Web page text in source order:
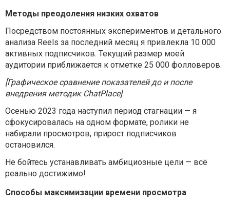
Методы преодоления низких охватов
Посредством постоянных экспериментов и детального
анализа Reels за последний месяц я привлекла 10 000
активных подписчиков. Текущий размер моей
аудитории приближается к отметке 25 000 фолловеров.
[Графическое сравнение показателей до и после
внедрения методик ChatPlace]
Осенью 2023 года наступил период стагнации — я
сфокусировалась на одном формате, ролики не
набирали просмотров, прирост подписчиков
остановился.
Не бойтесь устанавливать амбициозные цели — всё
реально достижимо!
Способы максимизации времени просмотра